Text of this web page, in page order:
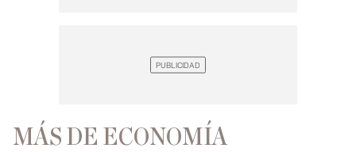
MÁS DE ECONOMÍA